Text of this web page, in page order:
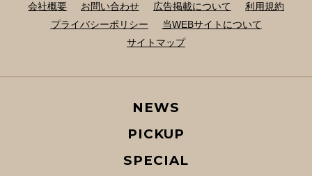
会社概要 お問い合わせ 広告掲載について
利用規約
プライバシーポリシー
当WEBサイトについて
サイトマップ
NEWS
PICKUP
SPECIAL